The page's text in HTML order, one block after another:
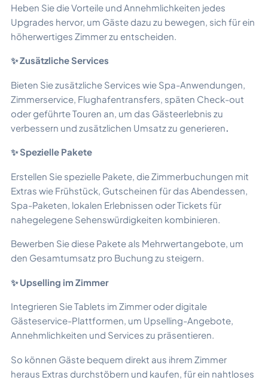
Heben Sie die Vorteile und Annehmlichkeiten jedes
Upgrades hervor, um Gäste dazu zu bewegen, sich für ein
höherwertiges Zimmer zu entscheiden.
✨ Zusätzliche Services
Bieten Sie zusätzliche Services wie Spa-Anwendungen,
Zimmerservice, Flughafentransfers, späten Check-out
oder geführte Touren an, um das Gästeerlebnis zu
verbessern und zusätzlichen Umsatz zu generieren
✨ Spezielle Pakete
Erstellen Sie spezielle Pakete, die Zimmerbuchungen mit
Extras wie Frühstück, Gutscheinen für das Abendessen,
Spa-Paketen, lokalen Erlebnissen oder Tickets für
nahegelegene Sehenswürdigkeiten kombinieren.
Bewerben Sie diese Pakete als Mehrwertangebote, um
den Gesamtumsatz pro Buchung zu steigern.
✨ Upselling im Zimmer
Integrieren Sie Tablets im Zimmer oder digitale
Gästeservice-Plattformen, um Upselling-Angebote,
Annehmlichkeiten und Services zu präsentieren.
So können Gäste bequem direkt aus ihrem Zimmer
heraus Extras durchstöbern und kaufen, für ein nahtloses